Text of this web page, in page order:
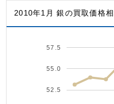
2010年1月 銀の買取価格
52.5
55.0
57.5